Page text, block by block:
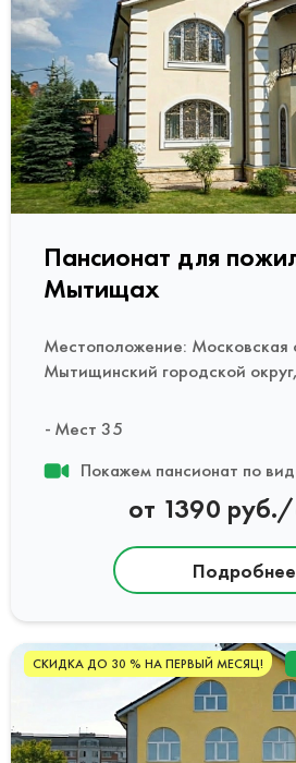
Пансионат для
Мытищах
Местоположение: Московская
Мытищинский городской
Мест 35
Покажем пансионат по
от 1390 руб./
Подробнее
СКИДКА ДО 30 % НА ПЕРВЫЙ МЕСЯЦ!